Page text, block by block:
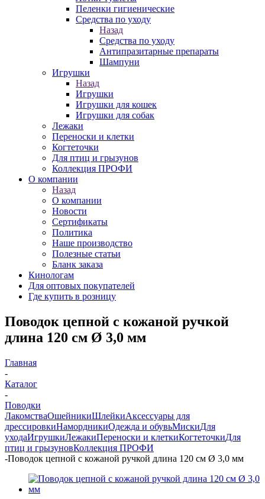
Пеленки гигиенические
Средства по уходу
Назад
Средства по уходу
Антипразитарные препараты
Шампуни
Игрушки
Назад
Игрушки
Игрушки для кошек
Игрушки для собак
Лежаки
Переноски и клетки
Когтеточки
Для птиц и грызунов
Коллекция ПРОФИ
О компании
Назад
О компании
Новости
Сертификаты
Политика
Наше производство
Полезные статьи
Бланк заказа
Кинологам
Для оптовых покупателей
Где купить в розницу
Поводок цепной с кожаной ручкой
длина 120 см Ø 3,0 мм
Главная
-
Каталог
-
Поводки
ЛакомстваОшейникиШлейкиАксессуары для
дрессировкиНамордникиОдежда и обувьМискиДля
уходаИгрушкиЛежакиПереноски и клеткиКогтеточкиДля
птиц и грызуновКоллекция ПРОФИ
-Поводок цепной с кожаной ручкой длина 120 см Ø 3,0 мм